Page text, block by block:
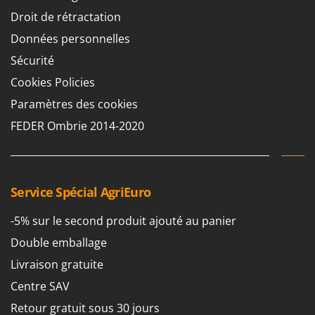
Chaudrons électriques pour polenta
Cisailles à gazon à batterie
Cisailles taille-haies manuelles
Coupe-branches
Cultivateurs Tiller à ressorts - Extirpateurs
D
Débroussailleuses
Décompacteurs agricoles
Découpeurs plasma
Déplaqueuses de gazon
Barbieri
Batavia
Benassi
Beper
Berkel
Besser Vacuum
Beta tools
Bissell
Black & Decker
BlackStone
Blue Bird
Bomet
Droit de rétractation
Données personnelles
Sécurité
Cookies Policies
Paramètres des cookies
FEDER Ombrie 2014-2020
Service Spécial AgriEuro
-5% sur le second produit ajouté au panier
Double emballage
Livraison gratuite
Centre SAV
Retour gratuit sous 30 jours